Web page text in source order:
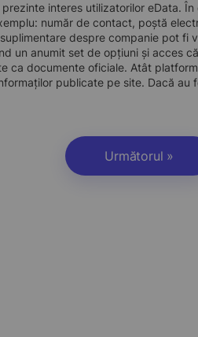
interes utilizatorilor eData.
număr de contact, poștă
despre companie pot fi
un anumit set de opțiuni și acces
ca documente oficiale. Atât
publicate pe site. Dacă au
Următorul »